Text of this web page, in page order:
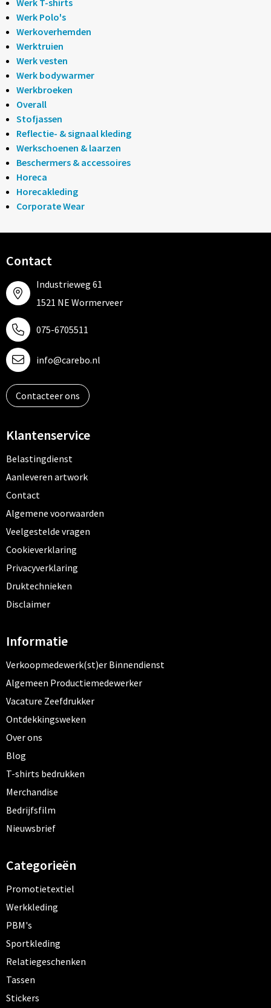
Werk T-shirts
Werk Polo's
Werkoverhemden
Werktruien
Werk vesten
Werk bodywarmer
Werkbroeken
Overall
Stofjassen
Reflectie- & signaal kleding
Werkschoenen & laarzen
Beschermers & accessoires
Horeca
Horecakleding
Corporate Wear
Contact
Industrieweg 61
1521 NE Wormerveer
075-6705511
info@carebo.nl
Contacteer ons
Klantenservice
Belastingdienst
Aanleveren artwork
Contact
Algemene voorwaarden
Veelgestelde vragen
Cookieverklaring
Privacyverklaring
Druktechnieken
Disclaimer
Informatie
Verkoopmedewerk(st)er Binnendienst
Algemeen Productiemedewerker
Vacature Zeefdrukker
Ontdekkingsweken
Over ons
Blog
T-shirts bedrukken
Merchandise
Bedrijfsfilm
Nieuwsbrief
Categorieën
Promotietextiel
Werkkleding
PBM's
Sportkleding
Relatiegeschenken
Tassen
Stickers